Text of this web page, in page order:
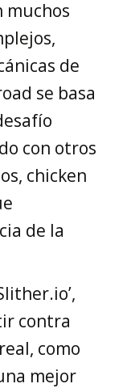
muchos
de
se basa
con otros
chicken
de la
contra
como
mejor